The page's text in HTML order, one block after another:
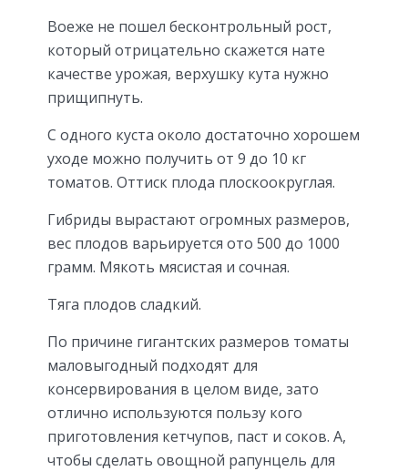
Воеже не пошел бесконтрольный рост,
который отрицательно скажется нате
качестве урожая, верхушку кута нужно
прищипнуть.
С одного куста около достаточно хорошем
уходе можно получить от 9 до 10 кг
томатов. Оттиск плода плоскоокруглая.
Гибриды вырастают огромных размеров,
вес плодов варьируется ото 500 до 1000
грамм. Мякоть мясистая и сочная.
Тяга плодов сладкий.
По причине гигантских размеров томаты
маловыгодный подходят для
консервирования в целом виде, зато
отлично используются пользу кого
приготовления кетчупов, паст и соков. А,
чтобы сделать овощной рапунцель для